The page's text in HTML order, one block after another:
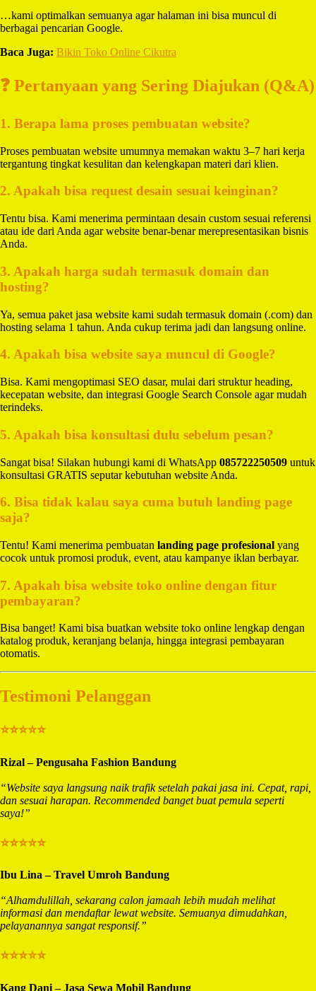
…kami optimalkan semuanya agar halaman ini bisa muncul di
berbagai pencarian Google.
Baca Juga: Bikin Toko Online Cikutra
❓ Pertanyaan yang Sering Diajukan (Q&A)
1. Berapa lama proses pembuatan website?
Proses pembuatan website umumnya memakan waktu 3–7 hari kerja
tergantung tingkat kesulitan dan kelengkapan materi dari klien.
2. Apakah bisa request desain sesuai keinginan?
Tentu bisa. Kami menerima permintaan desain custom sesuai referensi
atau ide dari Anda agar website benar-benar merepresentasikan bisnis
Anda.
3. Apakah harga sudah termasuk domain dan
hosting?
Ya, semua paket jasa website kami sudah termasuk domain (.com) dan
hosting selama 1 tahun. Anda cukup terima jadi dan langsung online.
4. Apakah bisa website saya muncul di Google?
Bisa. Kami mengoptimasi SEO dasar, mulai dari struktur heading,
kecepatan website, dan integrasi Google Search Console agar mudah
terindeks.
5. Apakah bisa konsultasi dulu sebelum pesan?
Sangat bisa! Silakan hubungi kami di WhatsApp 085722250509 untuk
konsultasi GRATIS seputar kebutuhan website Anda.
6. Bisa tidak kalau saya cuma butuh landing page
saja?
Tentu! Kami menerima pembuatan landing page profesional yang
cocok untuk promosi produk, event, atau kampanye iklan berbayar.
7. Apakah bisa website toko online dengan fitur
pembayaran?
Bisa banget! Kami bisa buatkan website toko online lengkap dengan
katalog produk, keranjang belanja, hingga integrasi pembayaran
otomatis.
Testimoni Pelanggan
⭐⭐⭐⭐⭐
Rizal – Pengusaha Fashion Bandung
“Website saya langsung naik trafik setelah pakai jasa ini. Cepat, rapi,
dan sesuai harapan. Recommended banget buat pemula seperti
saya!”
⭐⭐⭐⭐⭐
Ibu Lina – Travel Umroh Bandung
“Alhamdulillah, sekarang calon jamaah lebih mudah melihat
informasi dan mendaftar lewat website. Semuanya dimudahkan,
pelayanannya sangat responsif.”
⭐⭐⭐⭐⭐
Kang Dani – Jasa Sewa Mobil Bandung